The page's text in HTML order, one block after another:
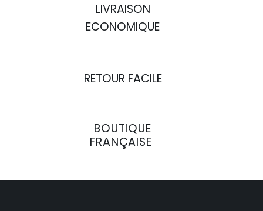
LIVRAISON
ECONOMIQUE
RETOUR FACILE
BOUTIQUE
FRANÇAISE